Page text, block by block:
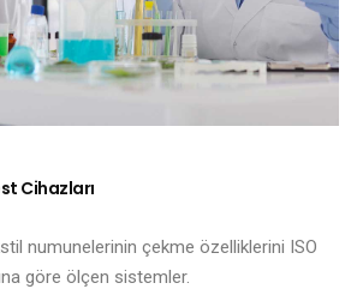
Cihazları
numunelerinin çekme özelliklerini ISO
göre ölçen sistemler.